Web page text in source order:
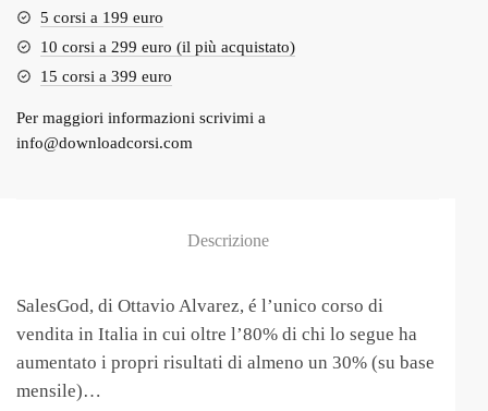
5 corsi a 199 euro
10 corsi a 299 euro (il più acquistato)
15 corsi a 399 euro
Per maggiori informazioni scrivimi a
info@downloadcorsi.com
Descrizione
SalesGod, di Ottavio Alvarez, é l’unico corso di
vendita in Italia in cui oltre l’80% di chi lo segue ha
aumentato i propri risultati di almeno un 30% (su base
mensile)…